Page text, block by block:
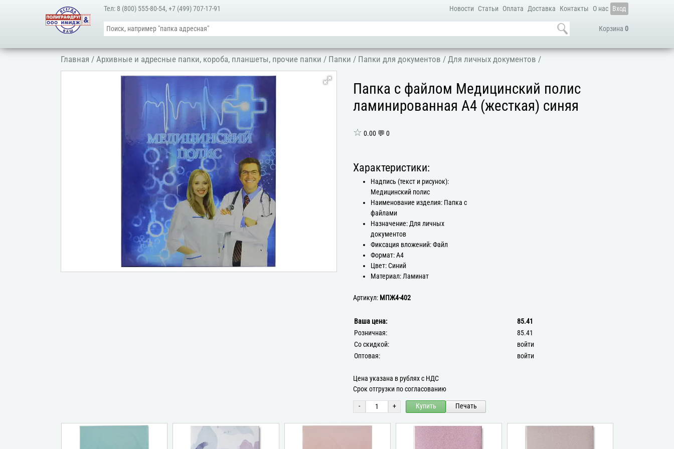
Новости Статьи Оплата Доставка Контакты О нас Вход
Корзина 0
Тел: 8 (800) 555-80-54,+7 (499) 707-17-91
Главная /Архивные и адресные папки, короба, планшеты, прочие папки / Папки / Папки для документов /Для личных документов /
Папка с файлом Медицинский полис
ламинированная А4 (жесткая) синяя
☆ 0.00 💬 0
Характеристики:
Надпись (текст и рисунок):
Медицинский полис
Наименование изделия: Папка с
файлами
Назначение: Для личных
документов
Фиксация вложений: Файл
Формат: А4
Цвет: Синий
Материал: Ламинат
Артикул: МПЖ4-402
Ваша цена:
85.41
Розничная:
85.41
Со скидкой:
войти
Оптовая:
войти
Цена указана в рублях с НДС
Срок отгрузки по согласованию
- + Купить Печать